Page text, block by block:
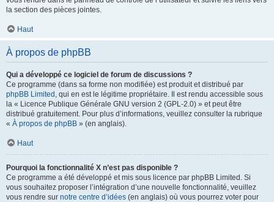
la section des pièces jointes.
Haut
À propos de phpBB
Qui a développé ce logiciel de forum de discussions ?
Ce programme (dans sa forme non modifiée) est produit et distribué par
phpBB Limited , qui en est le légitime propriétaire. Il est rendu accessible sous
la « Licence Publique Générale GNU version 2 (GPL-2.0) » et peut être
distribué gratuitement. Pour plus d’informations, veuillez consulter la rubrique
« À propos de phpBB » (en anglais).
Haut
Pourquoi la fonctionnalité X n’est pas disponible ?
Ce programme a été développé et mis sous licence par phpBB Limited. Si
vous souhaitez proposer l’intégration d’une nouvelle fonctionnalité, veuillez
vous rendre sur notre centre d’idées (en anglais) où vous pourrez voter pour